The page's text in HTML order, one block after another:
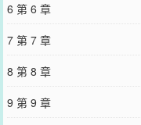
的菜，情到浓时应该要亲
嘴。低下头时，陆琛强颜
呵呵。”*后来。谢清：“要
您要是觉得《
6 第 6 章
7 第 7 章
8 第 8 章
9 第 9 章